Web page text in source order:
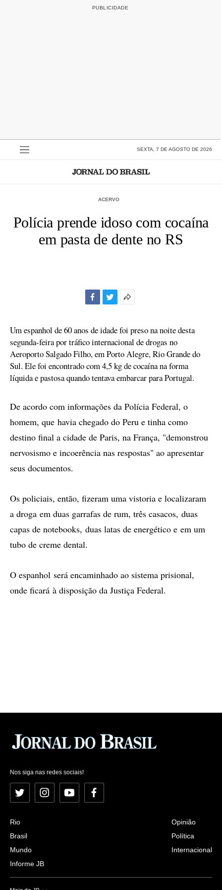
SEXTA, 7 DE AGOSTO DE 2026
ACERVO
Polícia prende idoso com cocaína
em pasta de dente no RS
compartilhamento
Um espanhol de 60 anos de idade foi preso na noite desta
segunda-feira por tráfico internacional de drogas no
Aeroporto Salgado Filho, em Porto Alegre, Rio Grande do
Sul. Ele foi encontrado com 4,5 kg de cocaína na forma
líquida e pastosa quando tentava embarcar para Portugal.
De acordo com informações da Polícia Federal, o
homem, que havia chegado do Peru e tinha como
destino final a cidade de Paris, na França, "demonstrou
nervosismo e incoerência nas respostas" ao apresentar
seus documentos.
Os policiais, então, fizeram uma vistoria e localizaram
a droga em duas garrafas de rum, três casacos, duas
capas de notebooks, duas latas de energético e em um
tubo de creme dental.
O espanhol será encaminhado ao sistema prisional,
onde ficará à disposição da Justiça Federal.
Nos siga nas redes sociais!
Twitter InstagramYouTubeFacebook
Rio
Brasil
Mundo
Informe JB
Opinião
Política
Internacional